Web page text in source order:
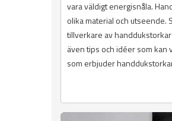
vara väldigt energisnåla.
olika material och utseende.
tillverkare av
även tips och idéer som kan
som erbjuder